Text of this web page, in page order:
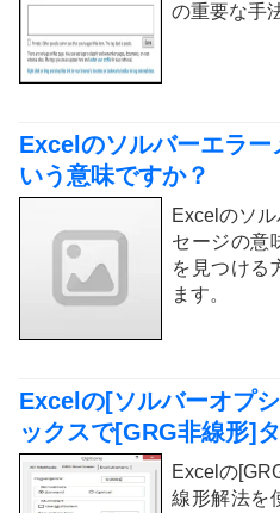
の重要な手
Excelのソルバーエラー
いう意味ですか？
Excelのソ
セージの意
を見つける
ます。
Excelの[ソルバーオプ
ックスで[GRG非線形]
Excelの
線形解法を